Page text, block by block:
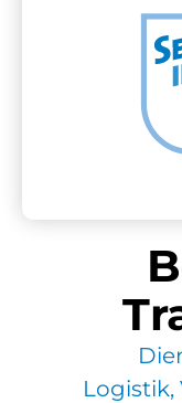
Logistik,